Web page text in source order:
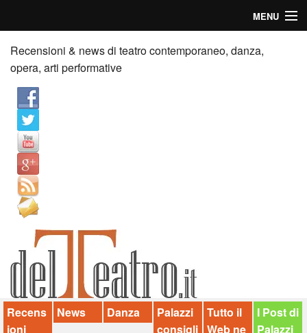
MENU
Home
Recensioni
Anticipazioni
News
Palazzi consiglia
Video
Chi siamo
Contatti
dT in English
Recensioni & news di teatro contemporaneo, danza,
opera, arti performative
Recens
ioni
News Danza
Palazzi
consigli
Tutto il
Web ne
I Post di
Palazzi